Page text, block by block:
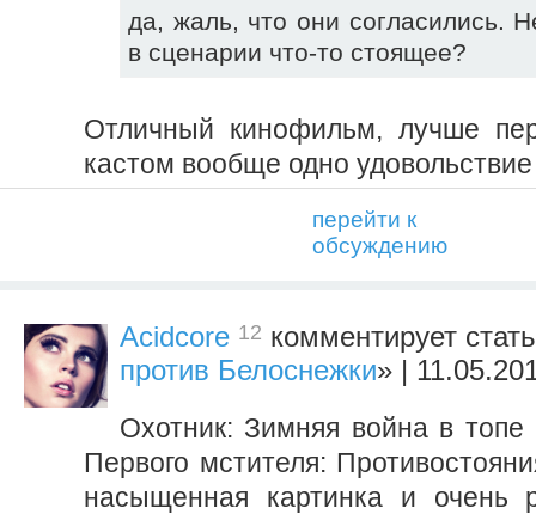
да, жаль, что они согласились.
в сценарии что-то стоящее?
Отличный кинофильм, лучше
кастом вообще одно
перейти к
обсуждению
Acidcore 12 комментирует
против Белоснежки» |
Охотник: Зимняя война в топе
Первого мстителя:
насыщенная картинка и очень